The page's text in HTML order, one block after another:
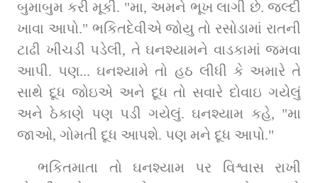
બુમાબુમ કરી મૂકી. "મા, અમને ભૂખ લાગી છે. જલ્દી
ખાવા આપો." ભકિતદેવીએ જોયુ તો રસોડામાં રાતની
ટાઢી ખીચડી પડેલી, તે ઘનશ્યામને વાડકામાં જમવા
આપી. પણ... ઘનશ્યામે તો હઠ લીધી કે અમારે તે
સાથે દૂધ જોઇએ અને દૂધ તો સવારે દોવાઇ ગયેલું
અને ઠેકાણે પણ પડી ગયેલું. ઘનશ્યામ કહે, "મા
જાઓ, ગોમતી દૂધ આપશે. પણ મને દૂધ આપો."
ભકિતમાતા તો ઘનશ્યામ પર વિશ્વાસ રાખી